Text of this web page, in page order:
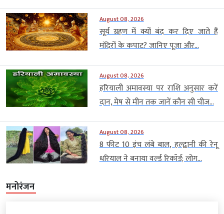
August 08, 2026
सूर्य ग्रहण में क्यों बंद कर दिए जाते हैं
मंदिरों के कपाट? जानिए पूजा और...
August 08, 2026
हरियाली अमावस्या पर राशि अनुसार करें
दान, मेष से मीन तक जानें कौन सी चीज...
August 08, 2026
8 फीट 10 इंच लंबे बाल, हल्द्वानी की रेनू
धरियाल ने बनाया वर्ल्ड रिकॉर्ड; लोग...
मनोरंजन